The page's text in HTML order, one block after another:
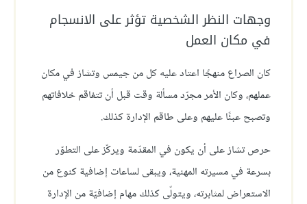
وجهات النظر الشخصية تؤثر على الانسجام
في مكان العمل
كان الصراع منهجًا اعتاد عليه كل من جيمس وتشاز في مكان
عملهم، وكان الأمر مجرّد مسألة وقت قبل أن تتفاقم خلافاتهم
وتصبح عبئًا عليهم وعلى طاقم الإدارة كذلك.
حرص تشاز على أن يكون في المقدّمة ويركّز على التطوّر
بسرعة في مسيرته المهنية، ويبقى لساعات إضافية كنوع من
الاستعراض لمثابرته، ويتولّى كذلك مهام إضافيّة من الإدارة